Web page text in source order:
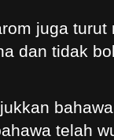
juga
dan tidak
telah